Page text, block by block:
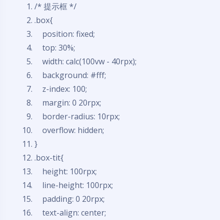
/* 提示框 */
.box{
position: fixed;
top: 30%;
width: calc(100vw - 40rpx);
background: #fff;
z-index: 100;
margin: 0 20rpx;
border-radius: 10rpx;
overflow: hidden;
}
.box-tit{
height: 100rpx;
line-height: 100rpx;
padding: 0 20rpx;
text-align: center;